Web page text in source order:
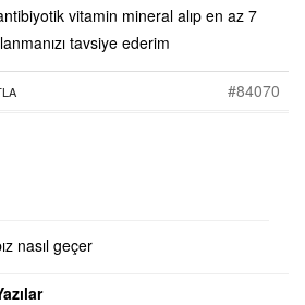
vitamin mineral alıp en az 7
tavsiye ederim
#84070
nasıl geçer